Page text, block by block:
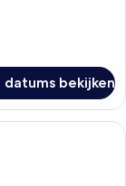
bekijken
bed met een